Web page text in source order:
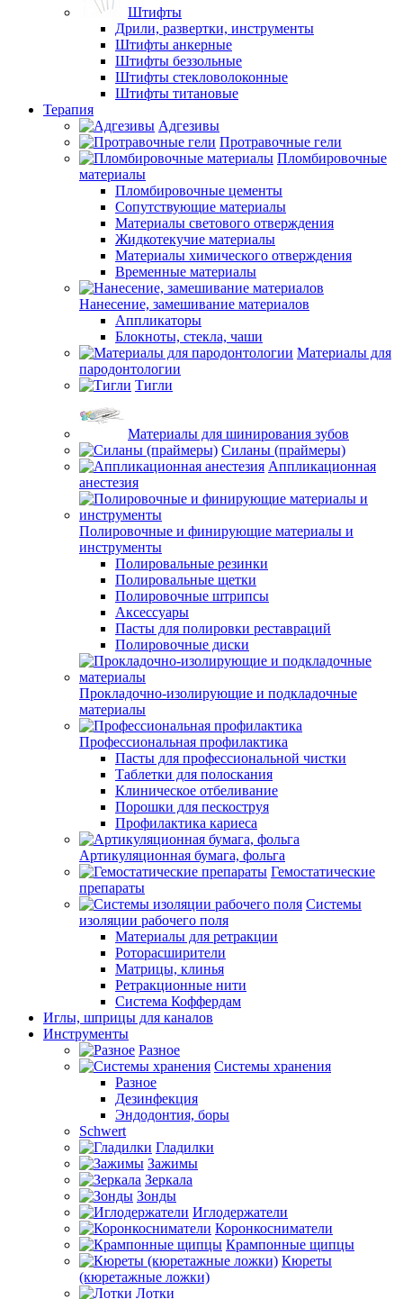
Штифты
Дрили, развертки, инструменты
Штифты анкерные
Штифты беззольные
Штифты стекловолоконные
Штифты титановые
Терапия
Адгезивы
Протравочные гели
Пломбировочные
материалы
Пломбировочные цементы
Сопутствующие материалы
Материалы светового отверждения
Жидкотекучие материалы
Материалы химического отверждения
Временные материалы
Нанесение, замешивание материалов
Аппликаторы
Блокноты, стекла, чаши
Материалы для
пародонтологии
Тигли
Материалы для шинирования зубов
Силаны (праймеры)
Аппликационная
анестезия
Полировочные и финирующие материалы и
инструменты
Полировальные резинки
Полировальные щетки
Полировочные штрипсы
Аксессуары
Пасты для полировки реставраций
Полировочные диски
Прокладочно-изолирующие и подкладочные
материалы
Профессиональная профилактика
Пасты для профессиональной чистки
Таблетки для полоскания
Клиническое отбеливание
Порошки для пескоструя
Профилактика кариеса
Артикуляционная бумага, фольга
Гемостатические
препараты
Системы
изоляции рабочего поля
Материалы для ретракции
Роторасширители
Матрицы, клинья
Ретракционные нити
Система Коффердам
Иглы, шприцы для каналов
Инструменты
Разное
Системы хранения
Разное
Дезинфекция
Эндодонтия, боры
Schwert
Гладилки
Зажимы
Зеркала
Зонды
Иглодержатели
Коронкосниматели
Крампонные щипцы
Кюреты
(кюретажные ложки)
Лотки